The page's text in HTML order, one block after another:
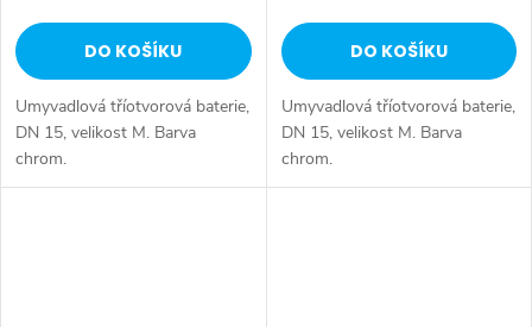
DO KOŠÍKU
Umyvadlová tříotvorová baterie,
DN 15, velikost M. Barva
chrom.
DO KOŠÍKU
Umyvadlová tříotvorová baterie,
DN 15, velikost M. Barva
chrom.